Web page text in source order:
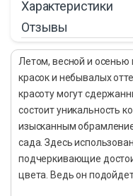
Характеристики
Отзывы
Летом, весной и осенью
красок и небывалых
красоту могут
состоит уникальность
изысканным
сада. Здесь
подчеркивающие
цвета. Ведь он